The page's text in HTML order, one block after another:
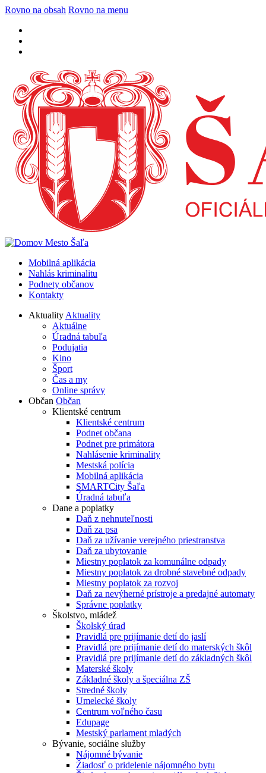
Rovno na obsah Rovno na menu
Mobilná aplikácia
Nahlás kriminalitu
Podnety občanov
Kontakty
AktualityAktuality
Aktuálne
Úradná tabuľa
Podujatia
Kino
Šport
Čas a my
Online správy
Občan Občan
Klientské centrum
Klientské centrum
Podnet občana
Podnet pre primátora
Nahlásenie kriminality
Mestská polícia
Mobilná aplikácia
SMARTCity Šaľa
Úradná tabuľa
Dane a poplatky
Daň z nehnuteľnosti
Daň za psa
Daň za užívanie verejného priestranstva
Daň za ubytovanie
Miestny poplatok za komunálne odpady
Miestny poplatok za drobné stavebné odpady
Miestny poplatok za rozvoj
Daň za nevýherné prístroje a predajné automaty
Správne poplatky
Školstvo, mládež
Školský úrad
Pravidlá pre prijímanie detí do jaslí
Pravidlá pre prijímanie detí do materských škôl
Pravidlá pre prijímanie detí do základných škôl
Materské školy
Základné školy a špeciálna ZŠ
Stredné školy
Umelecké školy
Centrum voľného času
Edupage
Mestský parlament mladých
Bývanie, sociálne služby
Nájomné bývanie
Žiadosť o pridelenie nájomného bytu